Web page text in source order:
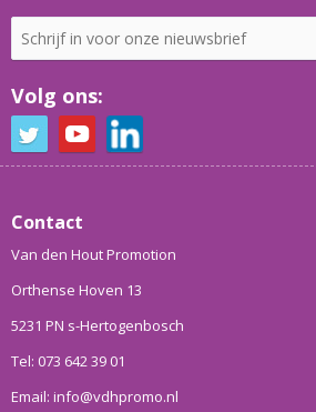
Volg ons:
Contact
Van den Hout Promotion
Orthense Hoven 13
5231 PN s-Hertogenbosch
Tel: 073 642 39 01
Email: info@vdhpromo.nl